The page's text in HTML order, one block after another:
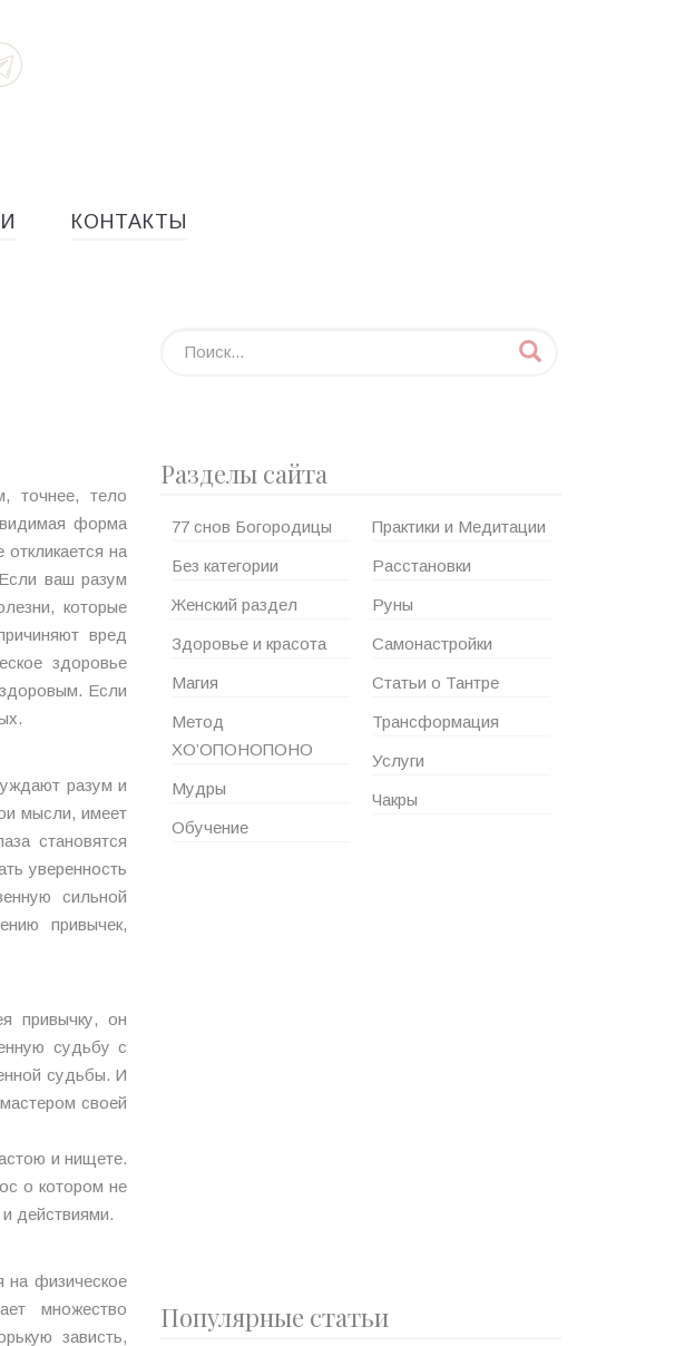
КОНТАКТЫ
точнее, тело
форма
на
ваш разум
которые
вред
здоровье
Если
разум и
мысли, имеет
становятся
уверенность
сильной
привычек,
привычку, он
судьбу с
судьбы. И
своей
и нищете.
о котором не
действиями.
на физическое
множество
зависть,
Разделы сайта
77 снов Богородицы
Без категории
Женский раздел
Здоровье и красота
Магия
Метод
ХО’ОПОНОПОНО
Мудры
Обучение
Практики и Медитации
Расстановки
Руны
Самонастройки
Статьи о Тантре
Трансформация
Услуги
Чакры
Популярные статьи